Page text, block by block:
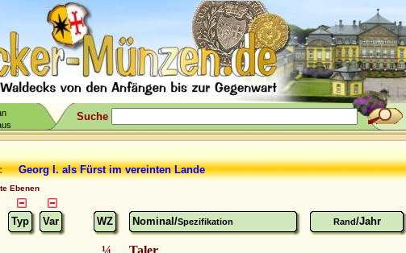
Suche
Georg I.als Fürst im vereinten Lande
Ebenen
Typ Var WZ Nominal/Spezifikation Rand/Jahr
¼ Taler